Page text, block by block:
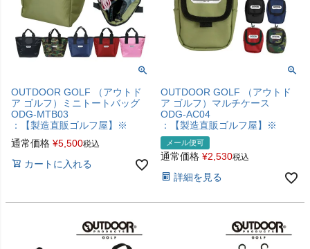
OUTDOOR GOLF （アウトド
ア ゴルフ）ミニトートバッグ
ODG-MTB03
：【製造直販ゴルフ屋】※
通常価格 ¥5,500税込
カートに入れる
OUTDOOR GOLF （アウトド
ア ゴルフ）マルチケース
ODG-AC04
：【製造直販ゴルフ屋】※
メール便可
通常価格 ¥2,530税込
詳細を見る